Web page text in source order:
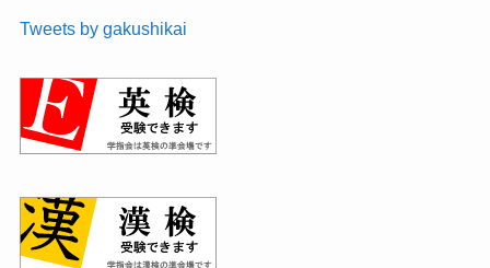
Tweets by gakushikai